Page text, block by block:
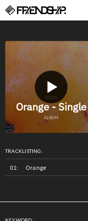
TRACKLISTING:
Orange